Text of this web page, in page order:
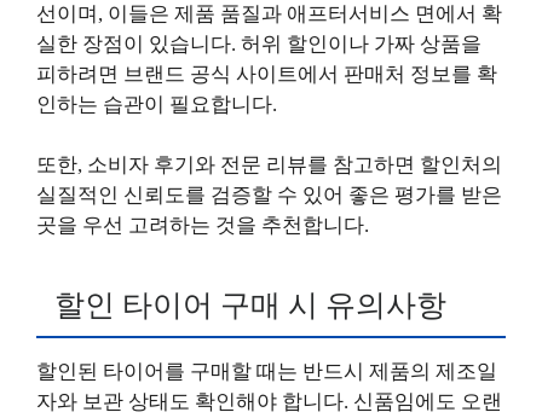
선이며, 이들은 제품 품질과 애프터서비스 면에서 확
실한 장점이 있습니다. 허위 할인이나 가짜 상품을
피하려면 브랜드 공식 사이트에서 판매처 정보를 확
인하는 습관이 필요합니다.
또한, 소비자 후기와 전문 리뷰를 참고하면 할인처의
실질적인 신뢰도를 검증할 수 있어 좋은 평가를 받은
곳을 우선 고려하는 것을 추천합니다.
할인 타이어 구매 시 유의사항
할인된 타이어를 구매할 때는 반드시 제품의 제조일
자와 보관 상태도 확인해야 합니다. 신품임에도 오랜